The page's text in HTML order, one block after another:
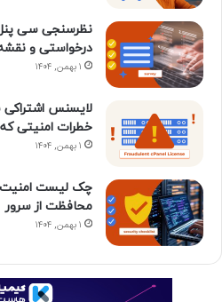
درخواستی و نقشه
۱ بهمن, ۱۴۰۴
لایسنس
خطرات امنیتی که
۱ بهمن, ۱۴۰۴
محافظت از سرور
۱ بهمن, ۱۴۰۴